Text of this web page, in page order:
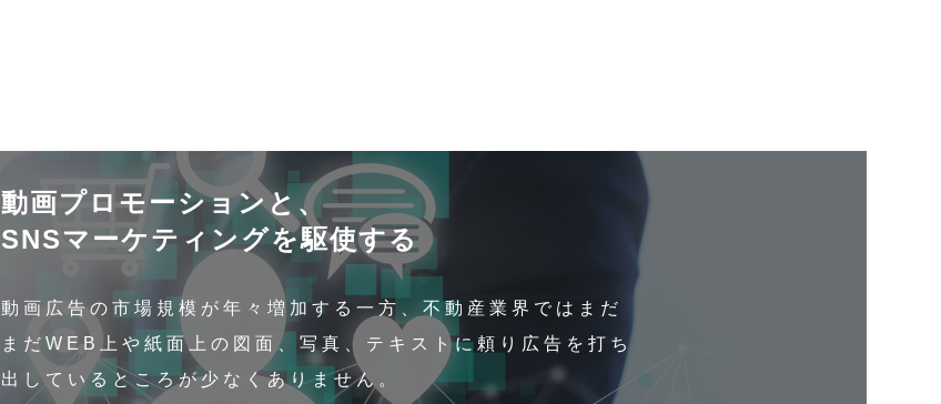
動画プロモーションと、
SNSマーケティングを駆使する
動画広告の市場規模が年々増加する一方、不動産業界ではまだ
まだWEB上や紙面上の図面、写真、テキストに頼り広告を打ち
出しているところが少なくありません。